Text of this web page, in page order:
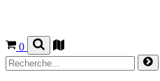
0